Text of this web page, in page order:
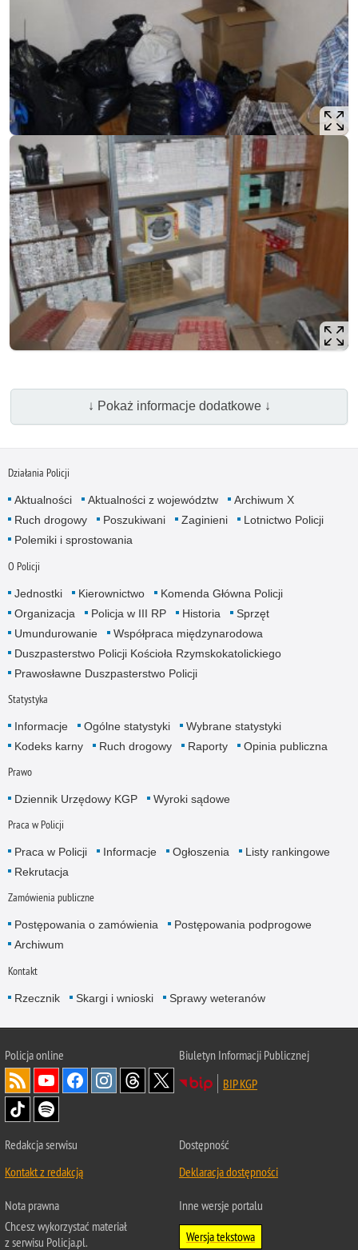
↓ Pokaż informacje dodatkowe ↓
Działania Policji
Aktualności Aktualności z województw
Archiwum X
Ruch drogowy
Poszukiwani Zaginieni
Lotnictwo Policji
Polemiki i sprostowania
O Policji
Jednostki Kierownictwo
Komenda Główna Policji
Organizacja
Policja w III RP Historia
Sprzęt
Umundurowanie
Współpraca międzynarodowa
Duszpasterstwo Policji Kościoła Rzymskokatolickiego
Prawosławne Duszpasterstwo Policji
Statystyka
Informacje Ogólne statystyki
Wybrane statystyki
Kodeks karny
Ruch drogowy Raporty Opinia publiczna
Prawo
Dziennik Urzędowy KGP Wyroki sądowe
Praca w Policji
Praca w Policji Informacje Ogłoszenia
Listy rankingowe
Rekrutacja
Zamówienia publiczne
Postępowania o zamówienia
Postępowania podprogowe
Archiwum
Kontakt
Rzecznik Skargi i wnioski Sprawy weteranów
Policjaonline
Biuletyn Informacji Publicznej
BIP KGP
Redakcja serwisu
Kontakt z redakcją
Dostępność
Deklaracja dostępności
Nota prawna
Chcesz wykorzystać materiał
z serwisu Policja.pl.
Inne wersje portalu
Wersja tekstowa